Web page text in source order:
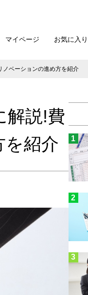
マイページ お気に入り
ノベーションの進め方を紹介
解説!費
を紹介